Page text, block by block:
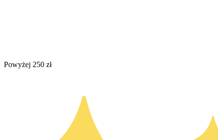
Powyżej 250 zł